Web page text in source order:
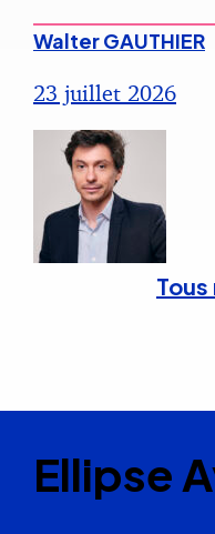
Walter GAUTHIER
23 juillet 2026
Ellipse